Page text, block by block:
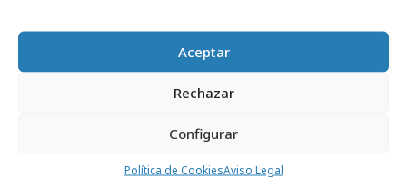
Aceptar
Rechazar
Configurar
Política de CookiesAviso Legal